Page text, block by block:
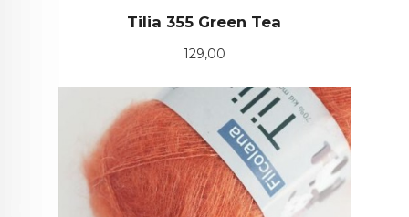
Tilia 355 Green Tea
Pris
129,00